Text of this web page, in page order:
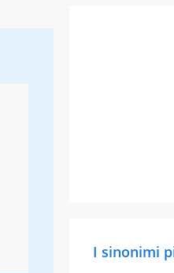
I sinonimi